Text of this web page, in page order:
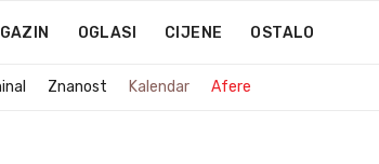
OGLASI CIJENE OSTALO
Znanost Kalendar Afere